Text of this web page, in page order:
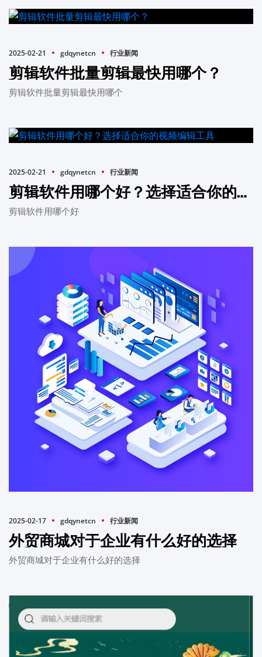
2025-02-21 gdqynetcn 行业新闻
剪辑软件批量剪辑最快用哪个？
剪辑软件批量剪辑最快用哪个
2025-02-21 gdqynetcn 行业新闻
剪辑软件用哪个好？选择适合你的视频编辑工具
剪辑软件用哪个好
2025-02-17 gdqynetcn 行业新闻
外贸商城对于企业有什么好的选择
外贸商城对于企业有什么好的选择